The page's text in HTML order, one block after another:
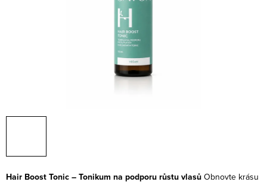
Hair Boost Tonic – Tonikum na podporu růstu vlasů Obnovte krásu